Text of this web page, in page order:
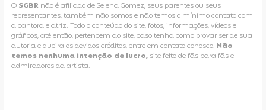
O SGBR não é afiliado de Selena Gomez, seus parentes ou seus
representantes, também não somos e não temos o mínimo contato com
a cantora e atriz. Todo o conteúdo do site, fotos, informações, vídeos e
gráficos, até então, pertencem ao site, caso tenha como provar ser de sua
autoria e queira os devidos créditos, entre em contato conosco. Não
temos nenhuma intenção de lucro, site feito de fãs para fãs e
admiradores da artista.